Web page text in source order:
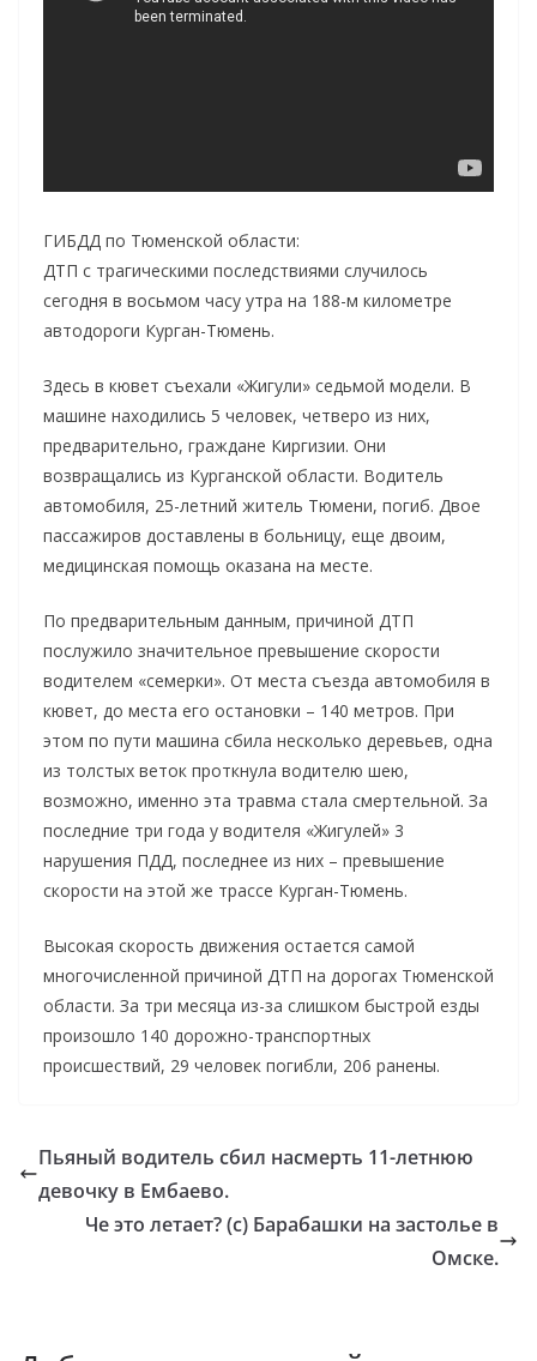
ГИБДД по Тюменской области:
ДТП с трагическими последствиями случилось
сегодня в восьмом часу утра на 188-м километре
автодороги Курган-Тюмень.
Здесь в кювет съехали «Жигули» седьмой модели. В
машине находились 5 человек, четверо из них,
предварительно, граждане Киргизии. Они
возвращались из Курганской области. Водитель
автомобиля, 25-летний житель Тюмени, погиб. Двое
пассажиров доставлены в больницу, еще двоим,
медицинская помощь оказана на месте.
По предварительным данным, причиной ДТП
послужило значительное превышение скорости
водителем «семерки». От места съезда автомобиля в
кювет, до места его остановки – 140 метров. При
этом по пути машина сбила несколько деревьев, одна
из толстых веток проткнула водителю шею,
возможно, именно эта травма стала смертельной. За
последние три года у водителя «Жигулей» 3
нарушения ПДД, последнее из них – превышение
скорости на этой же трассе Курган-Тюмень.
Высокая скорость движения остается самой
многочисленной причиной ДТП на дорогах Тюменской
области. За три месяца из-за слишком быстрой езды
произошло 140 дорожно-транспортных
происшествий, 29 человек погибли, 206 ранены.
Пьяный водитель сбил насмерть 11-летнюю
девочку в Ембаево.
Че это летает? (с) Барабашки на застолье в
Омске.